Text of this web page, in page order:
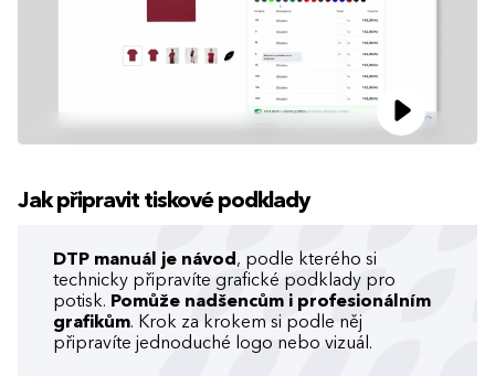
Jak připravit tiskové podklady
DTP manuál je návod , podle kterého si
technicky připravíte grafické podklady pro
potisk. Pomůže nadšencům i profesionálním
grafikům. Krok za krokem si podle něj
připravíte jednoduché logo nebo vizuál.